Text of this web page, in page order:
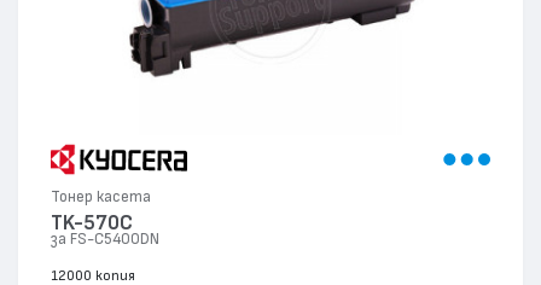
Тонер касета
TK-570C
за FS-C5400DN
12000 копия